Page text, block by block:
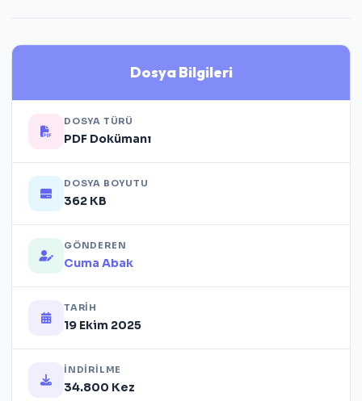
Dosya Bilgileri
DOSYA TÜRÜ
PDF Dokümanı
DOSYA BOYUTU
362 KB
GÖNDEREN
Cuma Abak
TARIH
19 Ekim 2025
İNDIRILME
34.800 Kez